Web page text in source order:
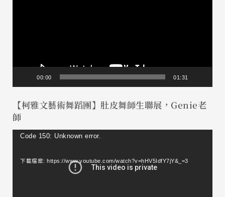
00:00 01:31
【柯雅文藝術舞蹈團】肚皮舞師生聯展，Genie老
師
視Code 150: Unknown error.
下載檔案: https://www.youtube.com/watch?v=hHV5IdfY7jY&_=3